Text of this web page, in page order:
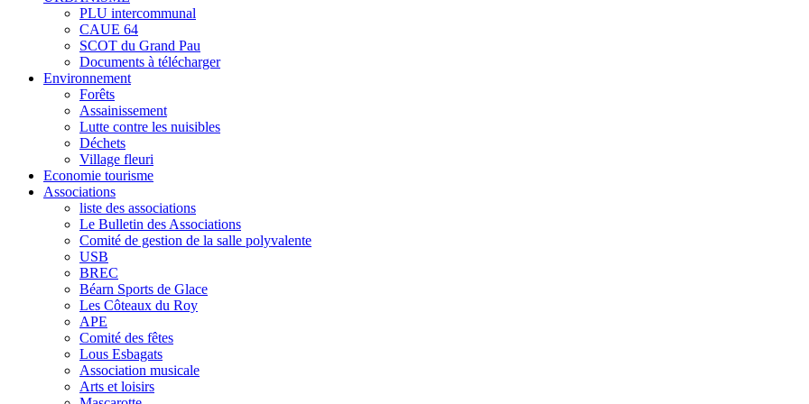
PLU intercommunal
CAUE 64
SCOT du Grand Pau
Documents à télécharger
Environnement
Forêts
Assainissement
Lutte contre les nuisibles
Déchets
Village fleuri
Economie tourisme
Associations
liste des associations
Le Bulletin des Associations
Comité de gestion de la salle polyvalente
USB
BREC
Béarn Sports de Glace
Les Côteaux du Roy
APE
Comité des fêtes
Lous Esbagats
Association musicale
Arts et loisirs